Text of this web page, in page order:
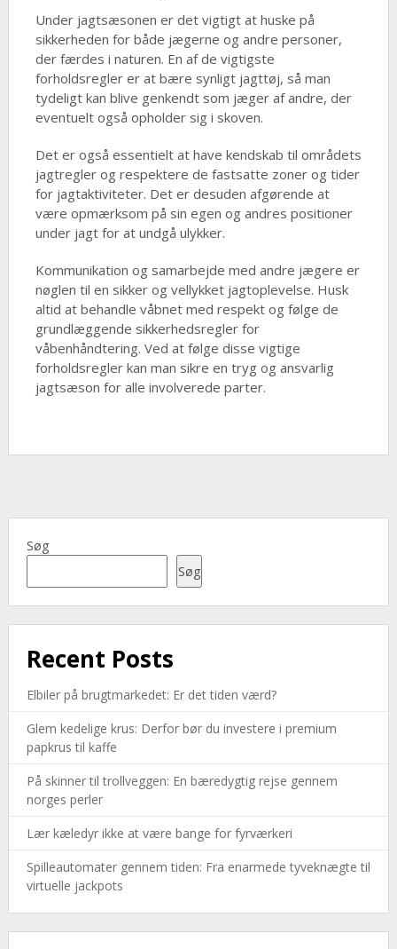
Under jagtsæsonen er det vigtigt at huske på
sikkerheden for både jægerne og andre personer,
der færdes i naturen. En af de vigtigste
forholdsregler er at bære synligt jagttøj, så man
tydeligt kan blive genkendt som jæger af andre, der
eventuelt også opholder sig i skoven.
Det er også essentielt at have kendskab til områdets
jagtregler og respektere de fastsatte zoner og tider
for jagtaktiviteter. Det er desuden afgørende at
være opmærksom på sin egen og andres positioner
under jagt for at undgå ulykker.
Kommunikation og samarbejde med andre jægere er
nøglen til en sikker og vellykket jagtoplevelse. Husk
altid at behandle våbnet med respekt og følge de
grundlæggende sikkerhedsregler for
våbenhåndtering. Ved at følge disse vigtige
forholdsregler kan man sikre en tryg og ansvarlig
jagtsæson for alle involverede parter.
Søg
Søg
Recent Posts
Elbiler på brugtmarkedet: Er det tiden værd?
Glem kedelige krus: Derfor bør du investere i premium
papkrus til kaffe
På skinner til trollveggen: En bæredygtig rejse gennem
norges perler
Lær kæledyr ikke at være bange for fyrværkeri
Spilleautomater gennem tiden: Fra enarmede tyveknægte til
virtuelle jackpots